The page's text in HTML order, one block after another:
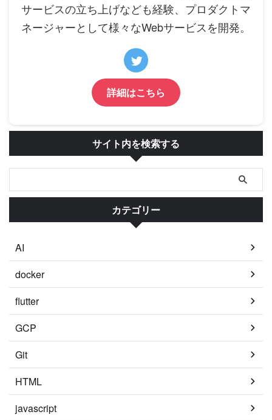
サービスの立ち上げなども経験、プロダクトマ
ネージャーとして様々なWebサービスを開発。
詳細はこちら
サイト内を検索する
カテゴリー
AI
docker
flutter
GCP
Git
HTML
javascript